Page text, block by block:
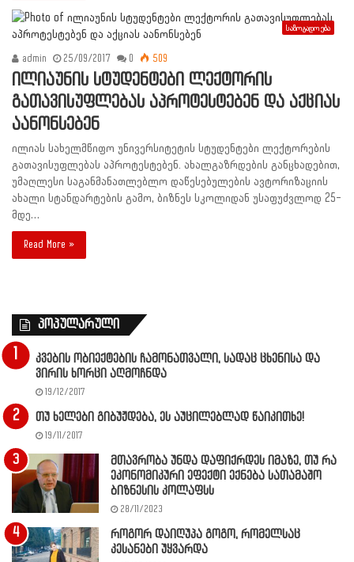
საზოგადოება
admin 25/09/2017 0 509
ილიაუნის სტუდენტები ლექტორის
გათავისუფლებას აპროტესტებენ და აქციას
აანონსებენ
ილიას სახელმწიფო უნივერსიტეტის სტუდენტები ლექტორების
გათავისუფლებას აპროტესტებენ. ახალგაზრდების განცხადებით,
უმაღლესი საგანმანათლებლო დაწესებულების ავტორიზაციის
ახალი სტანდარტების გამო, ბიზნეს სკოლიდან უსაფუძვლოდ 25-
მდე…
Read More »
პოპულარული
კვების ობიექტების ჩამონათვალი, სადაც ცხენისა და
ვირის ხორცი აღმოჩნდა
19/12/2017
თუ ხელები გიბუჟდება, ეს აუცილებლად წაიკითხე!
19/11/2017
მთავრობა უნდა დაფიქრდეს იმაზე, თუ რა
ეკონომიკური ეფექტი ექნება სათამაშო
ბიზნესის კოლაფსს
28/11/2023
როგორ დაიღუპა გოგო, რომელსაც
კესანები უყვარდა